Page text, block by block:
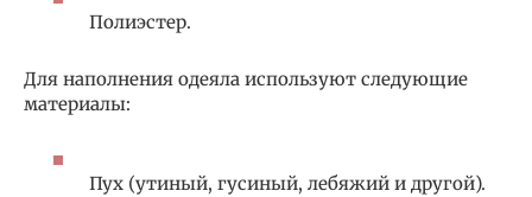
Полиэстер.
Для наполнения одеяла используют следующие
материалы:
Пух (утиный, гусиный, лебяжий и другой).